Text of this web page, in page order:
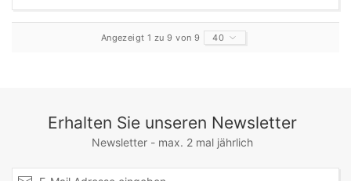
Angezeigt 1 zu 9 von 9 40
Erhalten Sie unseren Newsletter
Newsletter - max. 2 mal jährlich